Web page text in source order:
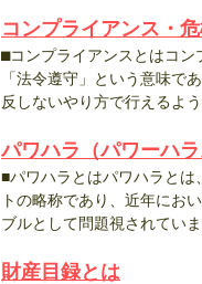
コンプライアンス・
⬛︎コンプライアンスとはコン
「法令遵守」という意味で
反しないやり方で行えるよう
パワハラ（パワーハ
■パワハラとはパワハラとは
トの略称であり、近年にお
ブルとして問題視されていま
財産目録とは